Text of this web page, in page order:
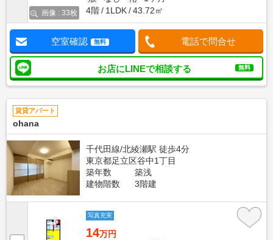
画像 : 33枚
4階
1LDK 43.72㎡
空室確認 無料 電話で問合せ
お店にLINEで相談する 無料
賃貸アパート
ohana
千代田線/北綾瀬駅 徒歩4分
東京都足立区谷中1丁目
築年数
築浅
建物階数
3階建
写真充実
14万円